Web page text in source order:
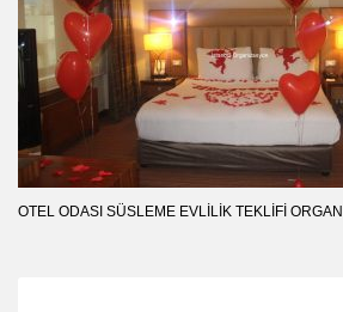
OTEL ODASI SÜSLEME EVLILIK TEKLIFI